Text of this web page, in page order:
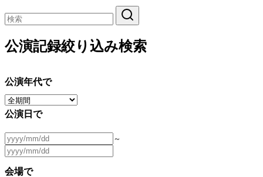
公演記録絞り込み検索
公演年代で
公演日で
～
会場で